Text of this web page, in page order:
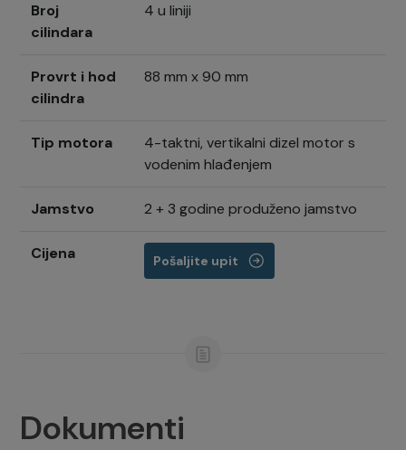
Broj
cilindara
4 u liniji
Provrt i hod
cilindra
88 mm x 90 mm
Tip motora
4-taktni, vertikalni dizel motor s
vodenim hlađenjem
Jamstvo 2 + 3 godine produženo jamstvo
Cijena Pošaljite upit
Dokumenti